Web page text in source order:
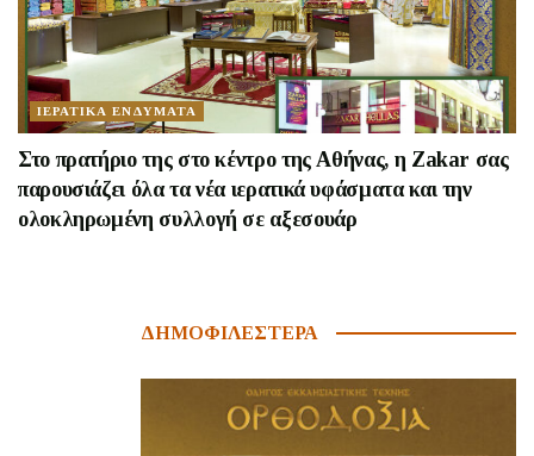
ΙΕΡΑΤΙΚΑ ΕΝΔΥΜΑΤΑ
Στο πρατήριο της στο κέντρο της Αθήνας, η Zakar σας
παρουσιάζει όλα τα νέα ιερατικά υφάσματα και την
ολοκληρωμένη συλλογή σε αξεσουάρ
ΔΗΜΟΦΙΛΕΣΤΕΡΑ